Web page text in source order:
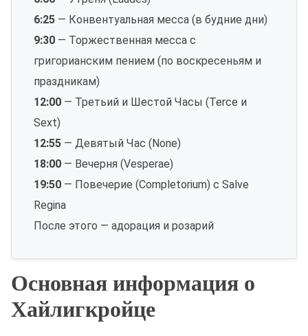
6:25 — Конвентуальная месса (в будние дни)
9:30 — Торжественная месса с
григорианским пением (по воскресеньям и
праздникам)
12:00 — Третьий и Шестой Часы (Terce и
Sext)
12:55 — Девятый Час (None)
18:00 — Вечерня (Vesperae)
19:50 — Повечерие (Completorium) с Salve
Regina
После этого — адорация и розарий
Основная информация о
Хайлигкройце